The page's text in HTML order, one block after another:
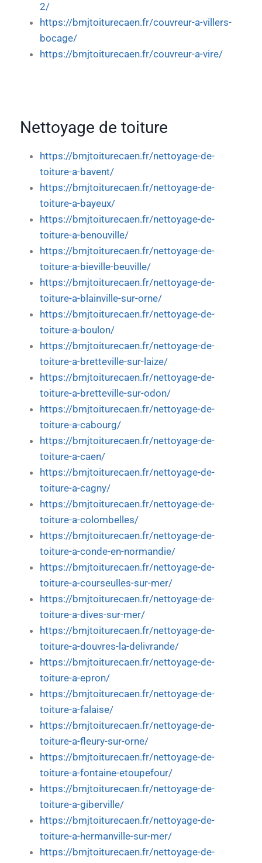
2/
https://bmjtoiturecaen.fr/couvreur-a-villers-
bocage/
https://bmjtoiturecaen.fr/couvreur-a-vire/
Nettoyage de toiture
https://bmjtoiturecaen.fr/nettoyage-de-
toiture-a-bavent/
https://bmjtoiturecaen.fr/nettoyage-de-
toiture-a-bayeux/
https://bmjtoiturecaen.fr/nettoyage-de-
toiture-a-benouville/
https://bmjtoiturecaen.fr/nettoyage-de-
toiture-a-bieville-beuville/
https://bmjtoiturecaen.fr/nettoyage-de-
toiture-a-blainville-sur-orne/
https://bmjtoiturecaen.fr/nettoyage-de-
toiture-a-boulon/
https://bmjtoiturecaen.fr/nettoyage-de-
toiture-a-bretteville-sur-laize/
https://bmjtoiturecaen.fr/nettoyage-de-
toiture-a-bretteville-sur-odon/
https://bmjtoiturecaen.fr/nettoyage-de-
toiture-a-cabourg/
https://bmjtoiturecaen.fr/nettoyage-de-
toiture-a-caen/
https://bmjtoiturecaen.fr/nettoyage-de-
toiture-a-cagny/
https://bmjtoiturecaen.fr/nettoyage-de-
toiture-a-colombelles/
https://bmjtoiturecaen.fr/nettoyage-de-
toiture-a-conde-en-normandie/
https://bmjtoiturecaen.fr/nettoyage-de-
toiture-a-courseulles-sur-mer/
https://bmjtoiturecaen.fr/nettoyage-de-
toiture-a-dives-sur-mer/
https://bmjtoiturecaen.fr/nettoyage-de-
toiture-a-douvres-la-delivrande/
https://bmjtoiturecaen.fr/nettoyage-de-
toiture-a-epron/
https://bmjtoiturecaen.fr/nettoyage-de-
toiture-a-falaise/
https://bmjtoiturecaen.fr/nettoyage-de-
toiture-a-fleury-sur-orne/
https://bmjtoiturecaen.fr/nettoyage-de-
toiture-a-fontaine-etoupefour/
https://bmjtoiturecaen.fr/nettoyage-de-
toiture-a-giberville/
https://bmjtoiturecaen.fr/nettoyage-de-
toiture-a-hermanville-sur-mer/
https://bmjtoiturecaen.fr/nettoyage-de-